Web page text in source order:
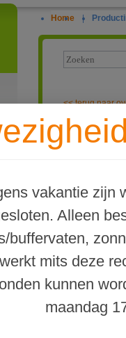
Home |
vakantie zijn
Alleen
buffervaten,
mits deze
kunnen
maandag
<<terug naar
PV-systeem